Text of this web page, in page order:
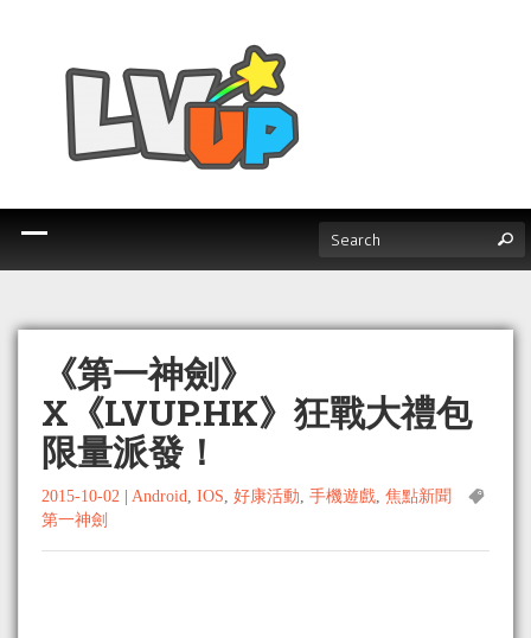
《第一神劍》
X《LVUP.HK》狂戰大禮包
限量派發！
2015-10-02 Android, IOS, 好康活動, 手機遊戲, 焦點新聞
第一神劍